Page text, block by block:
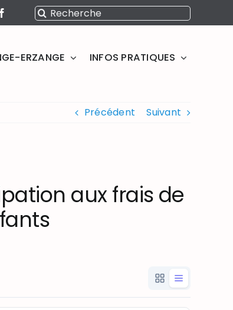
Rechercher:
ERZANGE INFOS PRATIQUES
Précédent Suivant
aux frais de